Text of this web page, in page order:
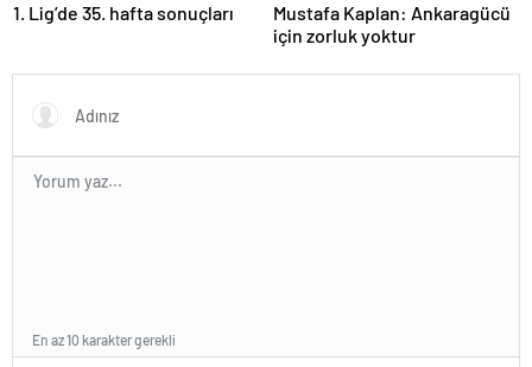
1. Lig’de 35. hafta sonuçları
Mustafa Kaplan: Ankaragücü
için zorluk yoktur
En az 10 karakter gerekli